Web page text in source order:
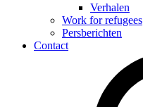
Verhalen
Work for refugees
Persberichten
Contact